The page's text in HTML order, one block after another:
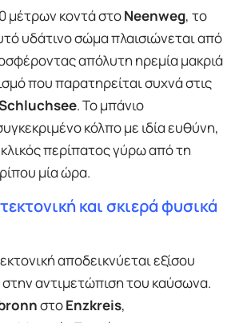
μέτρων κοντά στοNeenweg, το
υδάτινο σώμα πλαισιώνεται από
απόλυτη ηρεμία μακριά
που παρατηρείται συχνά στις
. Το μπάνιο
κόλπο με ιδία ευθύνη,
περίπατος γύρω από τη
μία ώρα.
και σκιερά φυσικά
αποδεικνύεται εξίσου
αντιμετώπιση του καύσωνα.
στοEnzkreis,